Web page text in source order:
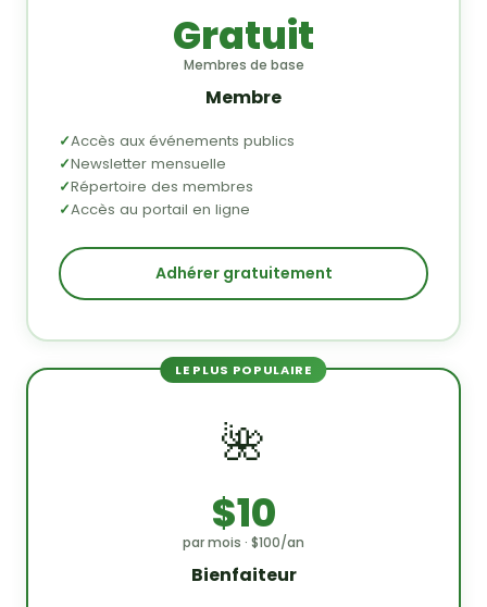
Gratuit
Membres de base
Membre
Accès aux événements publics
Newsletter mensuelle
Répertoire des membres
Accès au portail en ligne
Adhérer gratuitement
LE PLUS POPULAIRE
🌺
$10
par mois · $100/an
Bienfaiteur